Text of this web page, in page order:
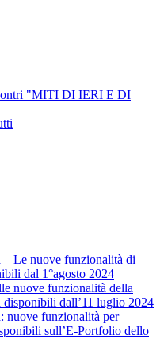
"MITI DI IERI E DI
– Le nuove funzionalità di
dal 1°agosto 2024
nuove funzionalità della
disponibili dall’11 luglio 2024
nuove funzionalità per
sull’E-Portfolio dello